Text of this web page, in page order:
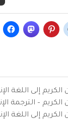
إلى اللغة
الكريم – الترجمة
الكريم إلى اللغة